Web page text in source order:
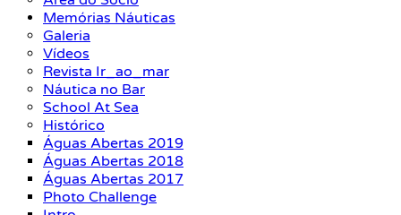
Memórias Náuticas
Galeria
Vídeos
Revista Ir_ao_mar
Náutica no Bar
School At Sea
Histórico
Águas Abertas 2019
Águas Abertas 2018
Águas Abertas 2017
Photo Challenge